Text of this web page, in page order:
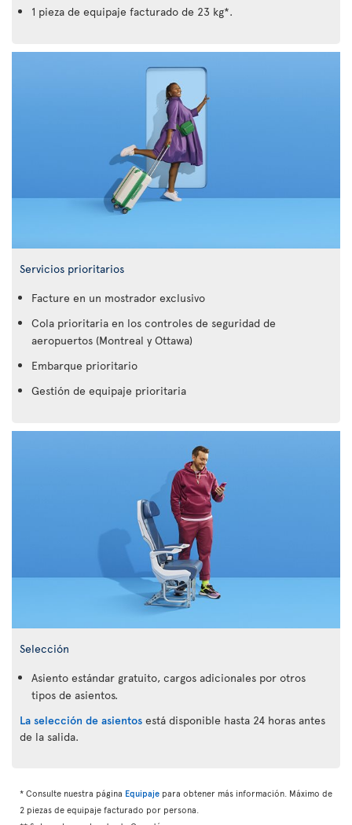
1 pieza de equipaje facturado de 23 kg*.
Servicios prioritarios
Facture en un mostrador exclusivo
Cola prioritaria en los controles de seguridad de
aeropuertos (Montreal y Ottawa)
Embarque prioritario
Gestión de equipaje prioritaria
Selección
Asiento estándar gratuito, cargos adicionales por otros
tipos de asientos.
La selección de asientos está disponible hasta 24 horas antes
de la salida.
* Consulte nuestra página Equipaje para obtener más información. Máximo de
2 piezas de equipaje facturado por persona.